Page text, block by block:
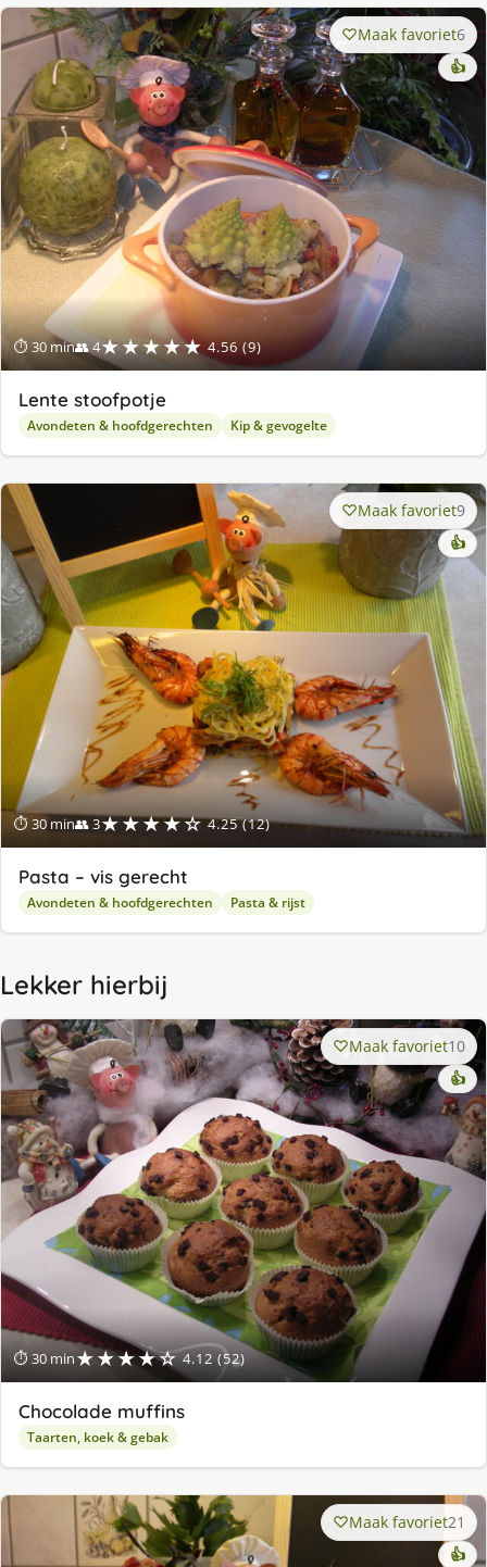
⏱ 30 min👥 4★★★★★ 4.56 (9)
Maak favoriet6
👍
Lente stoofpotje
Avondeten & hoofdgerechten Kip & gevogelte
⏱ 30 min👥 3★★★★☆ 4.25 (12)
Maak favoriet9
👍
Pasta – vis gerecht
Avondeten & hoofdgerechten Pasta & rijst
Lekker hierbij
⏱ 30 min★★★★☆ 4.12 (52)
Maak favoriet10
👍
Chocolade muffins
Taarten, koek & gebak
Maak favoriet21
👍